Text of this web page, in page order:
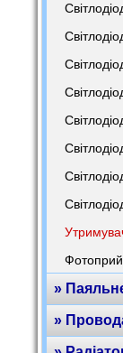
»
»